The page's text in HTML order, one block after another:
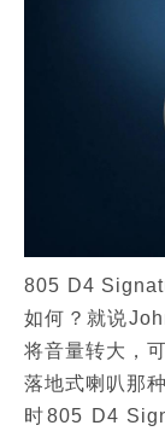
805 D4
如何？就说
将音量转大，
落地式喇叭那
时805 D4